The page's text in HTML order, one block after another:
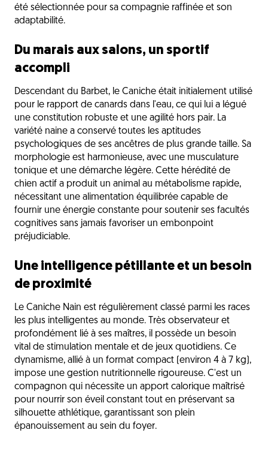
été sélectionnée pour sa compagnie raffinée et son
adaptabilité.
Du marais aux salons, un sportif
accompli
Descendant du Barbet, le Caniche était initialement utilisé
pour le rapport de canards dans l'eau, ce qui lui a légué
une constitution robuste et une agilité hors pair. La
variété naine a conservé toutes les aptitudes
psychologiques de ses ancêtres de plus grande taille. Sa
morphologie est harmonieuse, avec une musculature
tonique et une démarche légère. Cette hérédité de
chien actif a produit un animal au métabolisme rapide,
nécessitant une alimentation équilibrée capable de
fournir une énergie constante pour soutenir ses facultés
cognitives sans jamais favoriser un embonpoint
préjudiciable.
Une intelligence pétillante et un besoin
de proximité
Le Caniche Nain est régulièrement classé parmi les races
les plus intelligentes au monde. Très observateur et
profondément lié à ses maîtres, il possède un besoin
vital de stimulation mentale et de jeux quotidiens. Ce
dynamisme, allié à un format compact (environ 4 à 7 kg),
impose une gestion nutritionnelle rigoureuse. C'est un
compagnon qui nécessite un apport calorique maîtrisé
pour nourrir son éveil constant tout en préservant sa
silhouette athlétique, garantissant son plein
épanouissement au sein du foyer.